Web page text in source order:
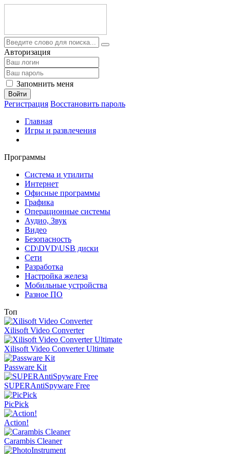
Авторизация
Запомнить меня
Войти
Регистрация Восстановить пароль
Главная
Игры и развлечения
Программы
Система и утилиты
Интернет
Офисные программы
Графика
Операционные системы
Аудио, Звук
Видео
Безопасность
CD\DVD\USB диски
Сети
Разработка
Настройка железа
Мобильные устройства
Разное ПО
Топ
Xilisoft Video Converter
Xilisoft Video Converter Ultimate
Passware Kit
SUPERAntiSpyware Free
PicPick
Action!
Carambis Cleaner